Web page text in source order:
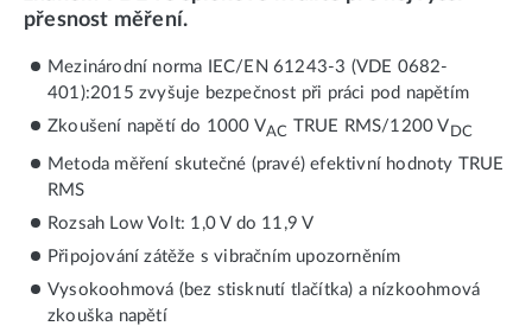
přesnost měření.
Mezinárodní norma IEC/EN 61243-3 (VDE 0682-
401):2015 zvyšuje bezpečnost při práci pod napětím
Zkoušení napětí do 1000 VAC TRUE RMS/1200 V DC
Metoda měření skutečné (pravé) efektivní hodnoty TRUE
RMS
Rozsah Low Volt: 1,0 V do 11,9 V
Připojování zátěže s vibračním upozorněním
Vysokoohmová (bez stisknutí tlačítka) a nízkoohmová
zkouška napětí